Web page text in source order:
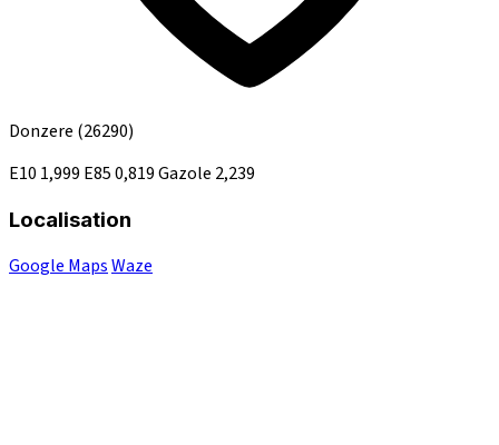
Donzere (26290)
E10 1,999 E850,819Gazole 2,239
Localisation
Google MapsWaze